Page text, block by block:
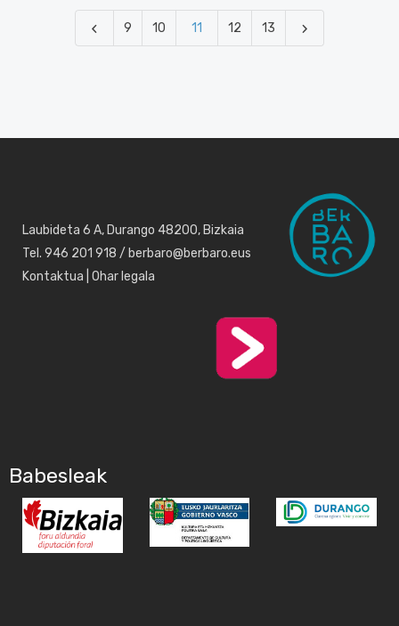
9 10 11 12 13
Laubideta 6 A, Durango 48200, Bizkaia
Tel. 946 201 918 / berbaro@berbaro.eus
Kontaktua Ohar legala
Babesleak